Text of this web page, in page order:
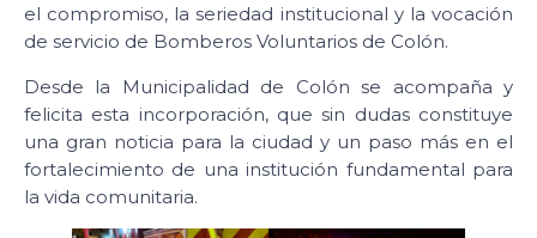
el compromiso, la seriedad institucional y la vocación
de servicio de Bomberos Voluntarios de Colón.
Desde la Municipalidad de Colón se acompaña y
felicita esta incorporación, que sin dudas constituye
una gran noticia para la ciudad y un paso más en el
fortalecimiento de una institución fundamental para
la vida comunitaria.